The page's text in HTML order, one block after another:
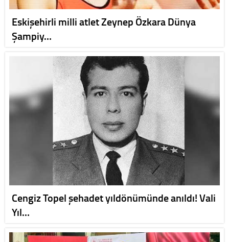
Eskişehirli milli atlet Zeynep Özkara Dünya
Şampiy…
Cengiz Topel şehadet yıldönümünde anıldı! Vali
Yıl…